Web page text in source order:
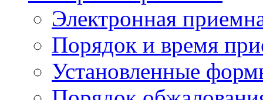
Электронная
Порядок и время
Установленные